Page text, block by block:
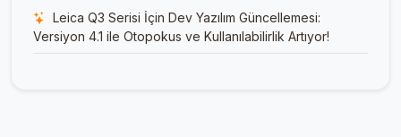
Leica Q3 Serisi İçin Dev Yazılım Güncellemesi:
Versiyon 4.1 ile Otopokus ve Kullanılabilirlik Artıyor!